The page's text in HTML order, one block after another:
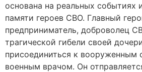
основана на реальных событиях
памяти героев СВО. Главный
предприниматель, доброволец
трагической гибели своей
присоединиться к вооруженным
военным врачом. Он